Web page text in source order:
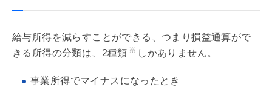
給与所得を減らすことができる、つまり損益通算がで
きる所得の分類は、2種類 ※ しかありません。
事業所得でマイナスになったとき